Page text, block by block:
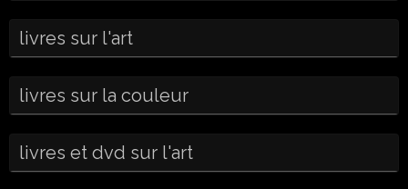
livres sur l'art
livres sur la couleur
livres et dvd sur l'art